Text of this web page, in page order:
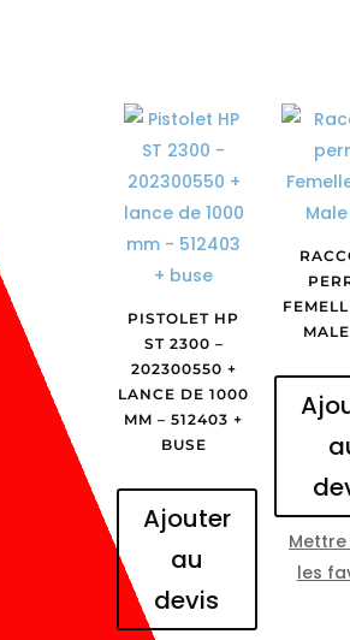
PISTOLET HP
ST 2300 –
202300550 +
LANCE DE 1000
MM – 512403 +
BUSE
Ajouter
au
devis
les